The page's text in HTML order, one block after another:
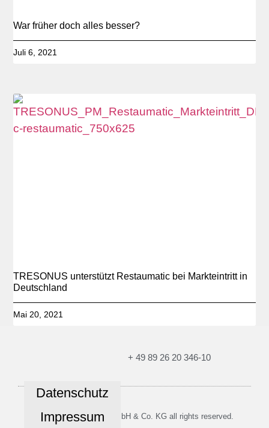
War früher doch alles besser?
Juli 6, 2021
TRESONUS unterstützt Restaumatic bei Markteintritt in
Deutschland
Mai 20, 2021
Datenschutz
Impressum
+ 49 89 26 20 346-10
© 2026 TRESONUS GmbH & Co. KG all rights reserved.